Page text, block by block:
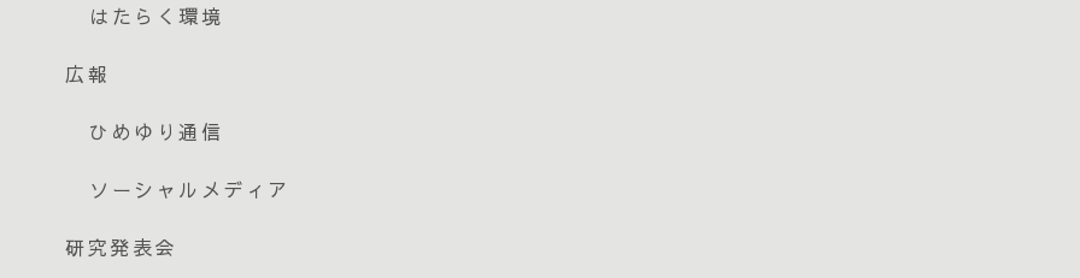
はたらく環境
広報
ひめゆり通信
ソーシャルメディア
研究発表会